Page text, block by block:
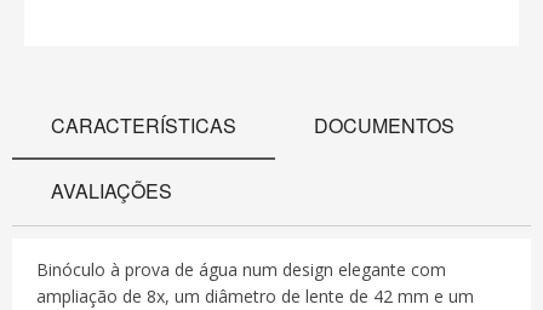
CARACTERÍSTICAS DOCUMENTOS
AVALIAÇÕES
Binóculo à prova de água num design elegante com
ampliação de 8x, um diâmetro de lente de 42 mm e um